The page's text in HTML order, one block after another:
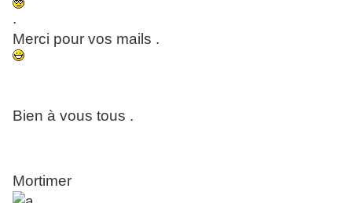
.
Merci pour vos mails .
Bien à vous tous .
Mortimer